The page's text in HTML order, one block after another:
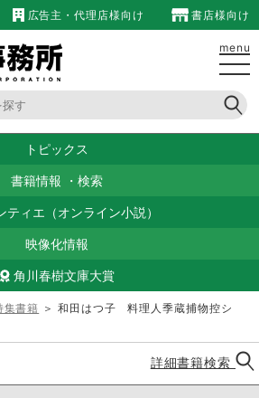
広告主・代理店様向け 書店様向け
menu
トピックス
書籍情報 ・ 検索
ティエ（オンライン小説）
映像化情報
角川春樹文庫大賞
集書籍 ＞ 和田はつ子 料理人季蔵捕物控シ
詳細書籍検索